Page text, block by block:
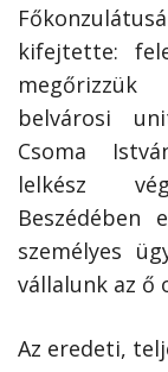
kifejtette:
megőrizzük
belvárosi
Csoma
lelkész
Beszédében
személyes
vállalunk az ő
Az eredeti,